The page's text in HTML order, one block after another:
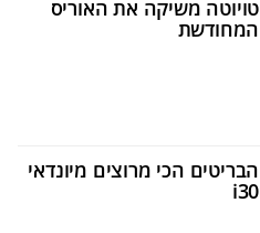
טויוטה משיקה את האוריס
המחודשת
הבריטים הכי מרוצים מיונדאי
i30